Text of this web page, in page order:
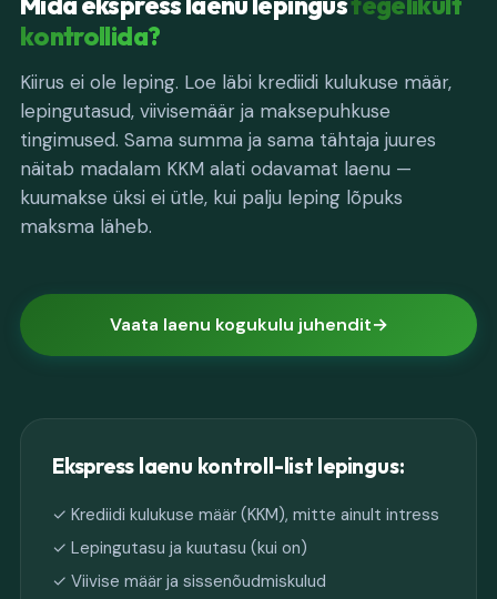
kontrollida?
Kiirus ei ole leping. Loe läbi krediidi kulukuse määr,
lepingutasud, viivisemäär ja maksepuhkuse
tingimused. Sama summa ja sama tähtaja juures
näitab madalam KKM alati odavamat laenu —
kuumakse üksi ei ütle, kui palju leping lõpuks
maksma läheb.
Vaata laenu kogukulu juhendit
Ekspress laenu kontroll-list lepingus:
✓ Krediidi kulukuse määr (KKM), mitte ainult intress
✓ Lepingutasu ja kuutasu (kui on)
✓ Viivise määr ja sissenõudmiskulud